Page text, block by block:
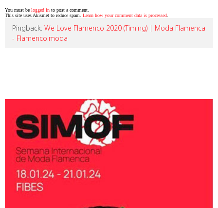
You must be logged in to post a comment.
This site uses Akismet to reduce spam. Learn how your comment data is processed.
Pingback: We Love Flamenco 2020 (Timing) | Moda Flamenca
- Flamenco.moda